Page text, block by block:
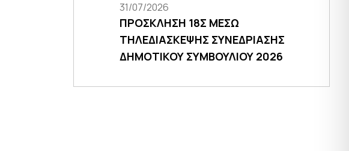
31/07/2026
ΠΡΟΣΚΛΗΣΗ 18Σ ΜΕΣΩ
ΤΗΛΕΔΙΑΣΚΕΨΗΣ ΣΥΝΕΔΡΙΑΣΗΣ
ΔΗΜΟΤΙΚΟΥ ΣΥΜΒΟΥΛΙΟΥ 2026